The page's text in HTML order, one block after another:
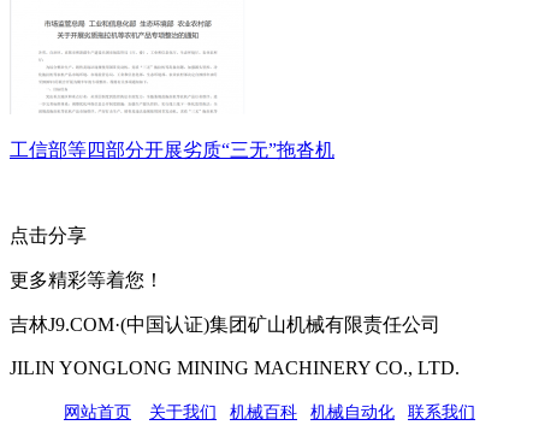
工信部等四部分开展劣质“三无”拖沓机
点击分享
更多精彩等着您！
吉林J9.COM·(中国认证)集团矿山机械有限责任公司
JILIN YONGLONG MINING MACHINERY CO., LTD.
网站首页 关于我们 机械百科 机械自动化 联系我们